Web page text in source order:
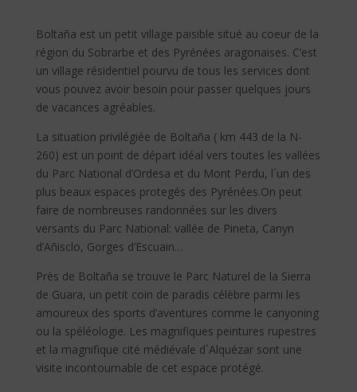
Boltaña est un petit village paisible situé au coeur de la
région du Sobrarbe et des Pyrénées aragonaises. C’est
un village résidentiel pourvu de tous les services dont
vous pouvez avoir besoin pour passer quelques jours
de vacances agréables.
La situation privilégiée de Boltaña ( km 443 de la N-
260) est un point de départ idéal vers toutes les vallées
du Parc National d’Ordesa et du Mont Perdu, l´un des
plus beaux espaces protegés des Pyrénées.On peut
faire de nombreuses randonnées sur les divers
versants du Parc National: vallée de Pineta, Canyn
d’Añisclo, Gorges d’Escuain…
Près de Boltaña se trouve le Parc Naturel de la Sierra
de Guara, un petit coin de paradis célèbre parmi les
amoureux des sports d’aventures comme le canyoning
ou la spéléologie. Les magnifiques peintures rupestres
et la magnifique cité médiévale d´Alquézar sont une
visite incontournable de cet espace protégé.